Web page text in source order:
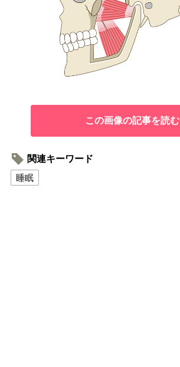
この画像の記事を読む
関連キーワード
睡眠